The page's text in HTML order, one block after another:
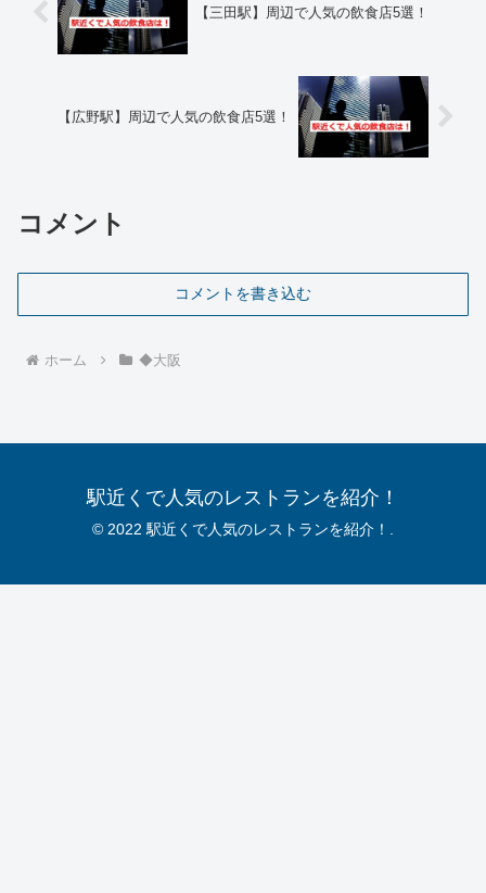
【三田駅】周辺で人気の飲食店5選！
【広野駅】周辺で人気の飲食店5選！
コメント
コメントを書き込む
ホーム ◆大阪
駅近くで人気のレストランを紹介！
© 2022 駅近くで人気のレストランを紹介！.